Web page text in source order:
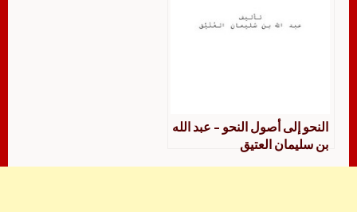
النحو إلى أصول النحو – عبد الله
بن سليمان العتيق